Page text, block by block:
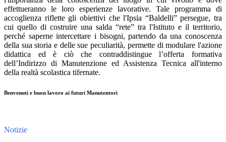
effettueranno le loro esperienze lavorative. Tale programma di
accoglienza riflette gli obiettivi che l'Ipsia “Baldelli” persegue, tra
cui quello di costruire una salda “rete” tra l'Istituto e il territorio,
perché saperne intercettare i bisogni, partendo da una conoscenza
della sua storia e delle sue peculiarità, permette di modulare l'azione
didattica ed è ciò che contraddistingue l’offerta formativa
dell’Indirizzo di Manutenzione ed Assistenza Tecnica all'interno
della realtà scolastica tifernate.
Benvenuti e buon lavoro ai futuri Manutentori
Notizie